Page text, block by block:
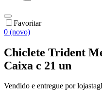
Favoritar
0 (novo)
Chiclete Trident
Caixa c 21 un
Vendido e entregue por